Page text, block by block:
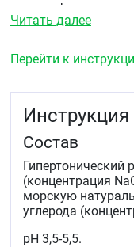
профилактики
острых
атрофических):
(в&nbspт.ч.
острые
профилактики
респираторных
и&nbspдр.)
профилактики
состояний
в&nbspполости
Читать далее
Перейти к
Состав
Гипертонический
(концентрация
морскую
углерода
рН 3,5-5,5.